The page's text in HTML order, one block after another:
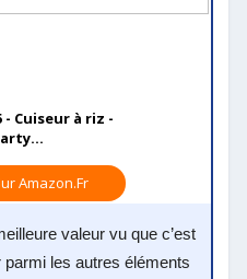
- Cuiseur à riz -
Amazon.fr
valeur vu que c’est
les autres éléments